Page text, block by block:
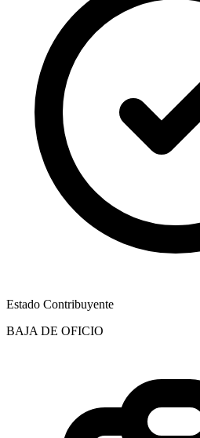
Estado Contribuyente
BAJA DE OFICIO